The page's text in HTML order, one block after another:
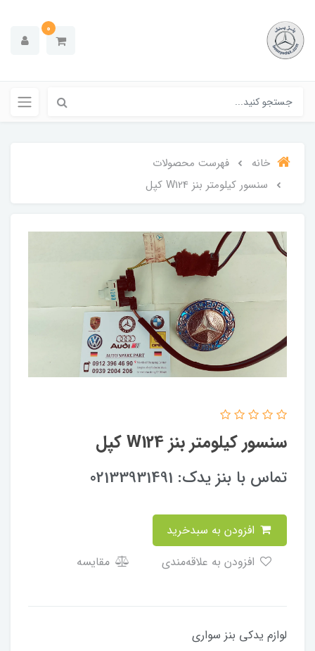
0
خانه
فهرست محصولات
سنسور کیلومتر بنز W124 کپل
سنسور کیلومتر بنز W124 کپل
تماس با بنز یدک: 02133931491
مقایسه
لوازم یدکی بنز سواری